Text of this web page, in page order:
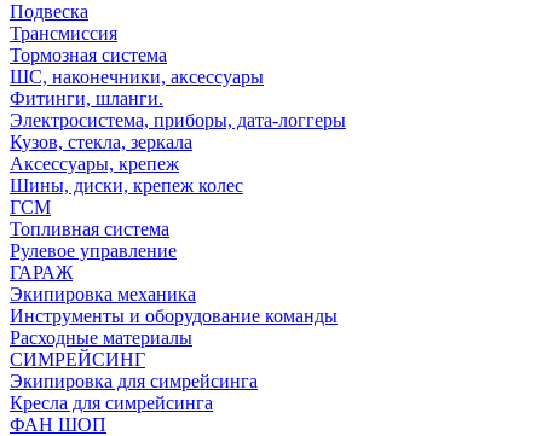
Подвеска
Трансмиссия
Тормозная система
ШС, наконечники, аксессуары
Фитинги, шланги.
Электросистема, приборы, дата-логгеры
Кузов, стекла, зеркала
Аксессуары, крепеж
Шины, диски, крепеж колес
ГСМ
Топливная система
Рулевое управление
ГАРАЖ
Экипировка механика
Инструменты и оборудование команды
Расходные материалы
СИМРЕЙСИНГ
Экипировка для симрейсинга
Кресла для симрейсинга
ФАН ШОП